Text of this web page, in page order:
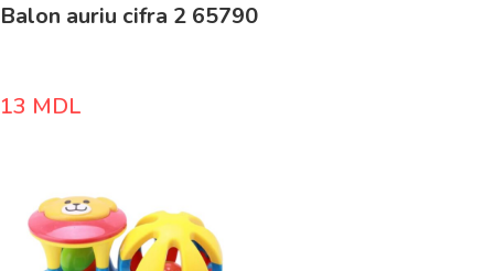
Balon auriu cifra 2 65790
13 MDL